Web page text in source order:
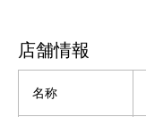
店舗情報
名称